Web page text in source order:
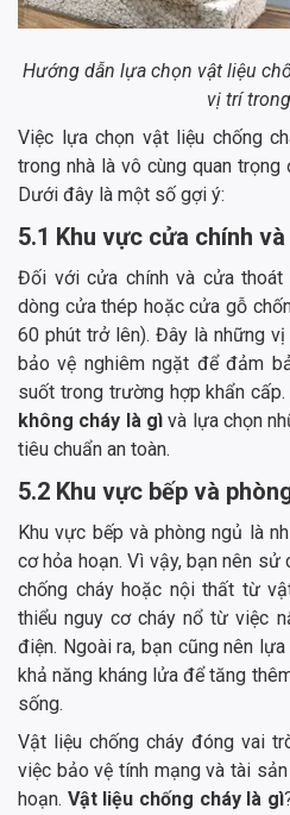
Hướng dẫn lựa chọn vật liệu
vị trí
Việc lựa chọn vật liệu chống
trong nhà là vô cùng quan
Dưới đây là một số gợi ý:
5.1 Khu vực cửa chính
Đối với cửa chính và cửa thoát
dòng cửa thép hoặc cửa gỗ
60 phút trở lên). Đây là những
bảo vệ nghiêm ngặt để đảm
suốt trong trường hợp khẩn
không cháy là gì và lựa chọn
tiêu chuẩn an toàn.
5.2 Khu vực bếp và
Khu vực bếp và phòng ngủ là
cơ hỏa hoạn. Vì vậy, bạn nên
chống cháy hoặc nội thất từ
thiểu nguy cơ cháy nổ từ việc
điện. Ngoài ra, bạn cũng nên
khả năng kháng lửa để tăng
sống.
Vật liệu chống cháy đóng vai
việc bảo vệ tính mạng và tài
hoạn. Vật liệu chống cháy là gì